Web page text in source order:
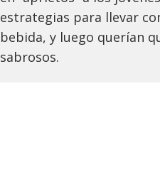
estrategias para llevar
bebida, y luego querían
sabrosos.